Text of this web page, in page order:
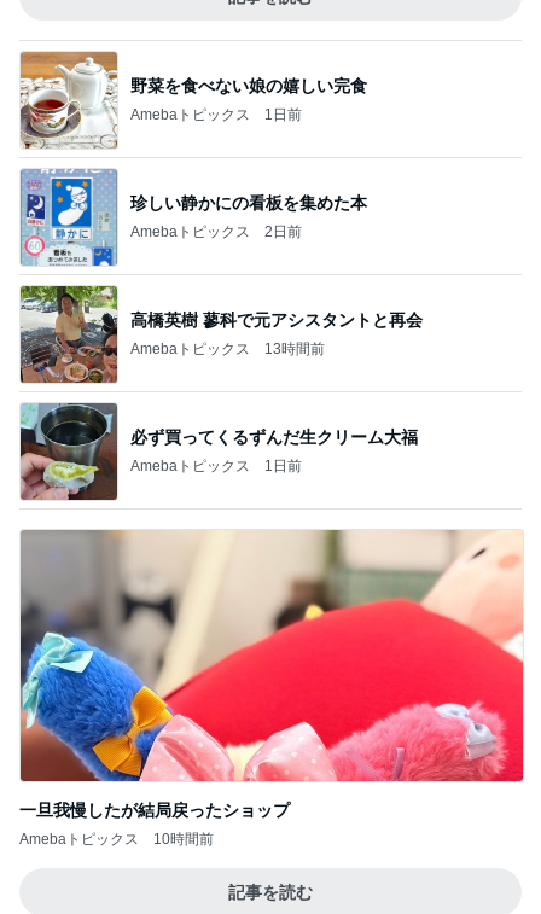
野菜を食べない娘の嬉しい完食
Amebaトピックス 1日前
珍しい静かにの看板を集めた本
Amebaトピックス 2日前
高橋英樹 蓼科で元アシスタントと再会
Amebaトピックス 13時間前
必ず買ってくるずんだ生クリーム大福
Amebaトピックス 1日前
一旦我慢したが結局戻ったショップ
Amebaトピックス 10時間前
記事を読む